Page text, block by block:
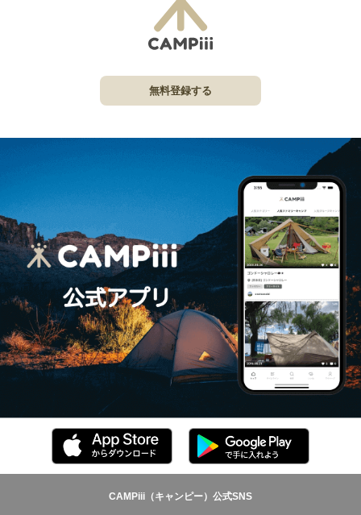
無料登録する
CAMPiii（キャンピー）公式SNS